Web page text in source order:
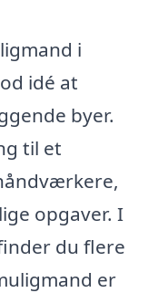
i
idé at
byer.
til et
opgaver. I
du flere
er